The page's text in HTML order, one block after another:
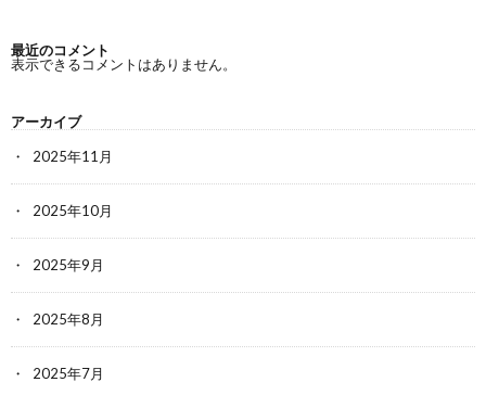
最近のコメント
表示できるコメントはありません。
アーカイブ
2025年11月
2025年10月
2025年9月
2025年8月
2025年7月